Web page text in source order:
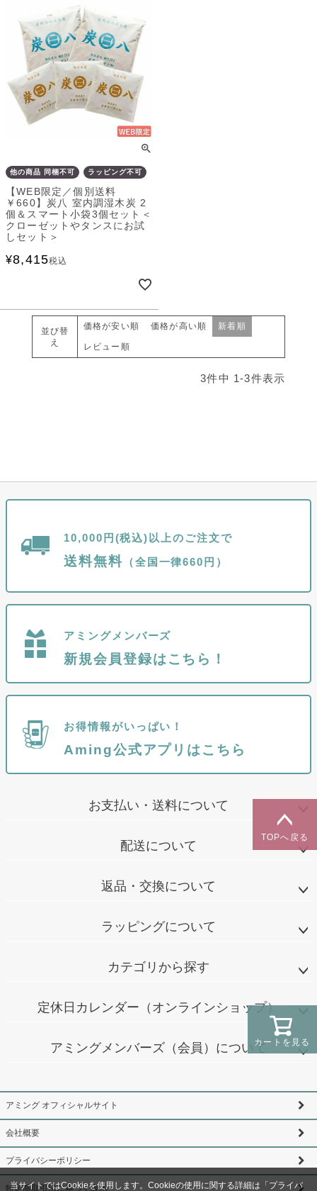
他の商品 同梱不可 ラッピング不可
【WEB限定／個別送料
￥660】炭八 室内調湿木炭 2
個＆スマート小袋3個セット＜
クローゼットやタンスにお試
しセット＞
¥8,415税込
並び替
え
価格が安い順 価格が高い順 新着順
レビュー順
3件中 1-3件表示
カートを見る
TOPへ戻る
10,000円(税込)以上のご注文で
送料無料 （全国一律660円）
アミングメンバーズ
新規会員登録はこちら！
お得情報がいっぱい！
Aming公式アプリはこちら
お支払い・送料について
配送について
返品・交換について
ラッピングについて
カテゴリから探す
定休日カレンダー（オンラインショップ）
アミングメンバーズ（会員）について
アミング オフィシャルサイト
会社概要
プライバシーポリシー
特定商取引法に基づく表示
当サイトではCookieを使用します。Cookieの使用に関する詳細は「プライバ